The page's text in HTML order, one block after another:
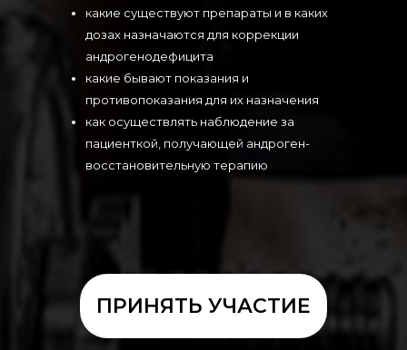
какие существуют препараты и в каких
дозах назначаются для коррекции
андрогенодефицита
какие бывают показания и
противопоказания для их назначения
как осуществлять наблюдение за
пациенткой, получающей андроген-
восстановительную терапию
ПРИНЯТЬ УЧАСТИЕ